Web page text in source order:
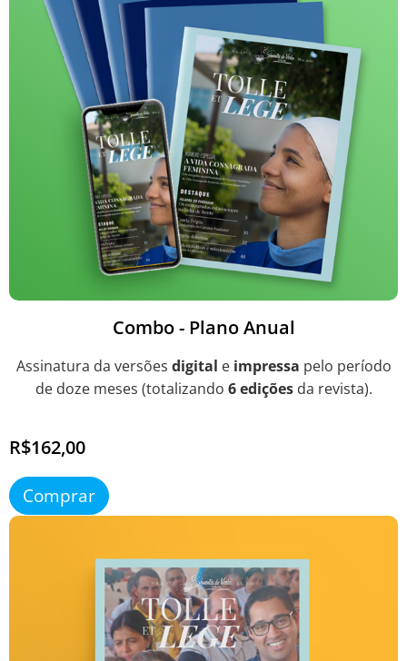
Combo - Plano Anual
Assinatura da versões digital e impressa pelo período
de doze meses (totalizando 6 ediçõesda revista).
R$162,00
Comprar